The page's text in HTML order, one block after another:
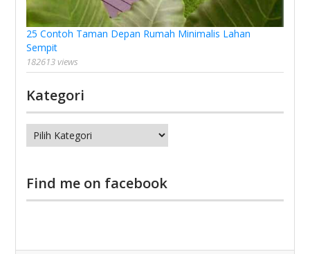
25 Contoh Taman Depan Rumah Minimalis Lahan
Sempit
182613 views
Kategori
Kategori
Find me on facebook